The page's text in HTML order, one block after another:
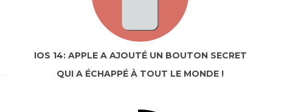
IOS 14: APPLE A AJOUTÉ UN BOUTON SECRET
QUI A ÉCHAPPÉ À TOUT LE MONDE !